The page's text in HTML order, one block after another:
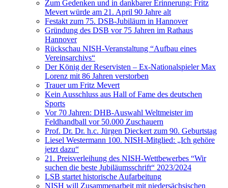
Zum Gedenken und in dankbarer Erinnerung: Fritz
Mevert würde am 21. April 90 Jahre alt
Festakt zum 75. DSB-Jubiläum in Hannover
Gründung des DSB vor 75 Jahren im Rathaus
Hannover
Rückschau NISH-Veranstaltung “Aufbau eines
Vereinsarchivs“
Der König der Reservisten – Ex-Nationalspieler Max
Lorenz mit 86 Jahren verstorben
Trauer um Fritz Mevert
Kein Ausschluss aus Hall of Fame des deutschen
Sports
Vor 70 Jahren: DHB-Auswahl Weltmeister im
Feldhandball vor 50.000 Zuschauern
Prof. Dr. Dr. h.c. Jürgen Dieckert zum 90. Geburtstag
Liesel Westermann 100. NISH-Mitglied: „Ich gehöre
jetzt dazu“
21. Preisverleihung des NISH-Wettbewerbes “Wir
suchen die beste Jubiläumsschrift“ 2023/2024
LSB startet historische Aufarbeitung
NISH will Zusammenarbeit mit niedersächsischen